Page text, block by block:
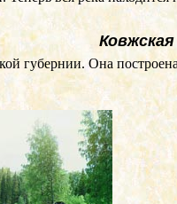
губернии. Она